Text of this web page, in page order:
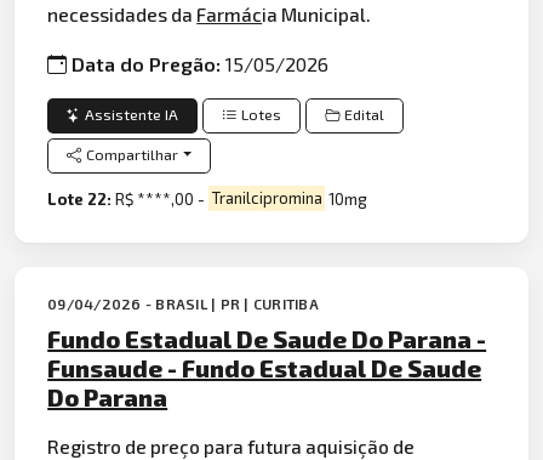
necessidades da Farmácia Municipal.
Data do Pregão:15/05/2026
Assistente IA Lotes Edital
Compartilhar
Lote 22:R$ ****,00 - Tranilcipromina 10mg
09/04/2026 - BRASIL | PR | CURITIBA
Fundo Estadual De Saude Do Parana -
Funsaude - Fundo Estadual De Saude
Do Parana
Registro de preço para futura aquisição de